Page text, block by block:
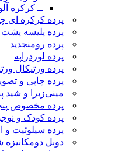
ــ کرکره
پرده کرکره ای
پرده پلیسه پشت
پرده رومنجدید
پرده لوردراپه
پرده ورتیکال
پرده چاپی و
مینی‌زبرا و شید
پرده مخصوص
پرده کودک و
پرده سیلوئیت و
دوبل دومکانیزه